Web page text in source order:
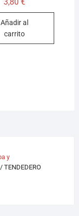
Añadir al
carrito
y
TENDEDERO